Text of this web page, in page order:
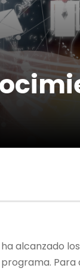
alcanzado